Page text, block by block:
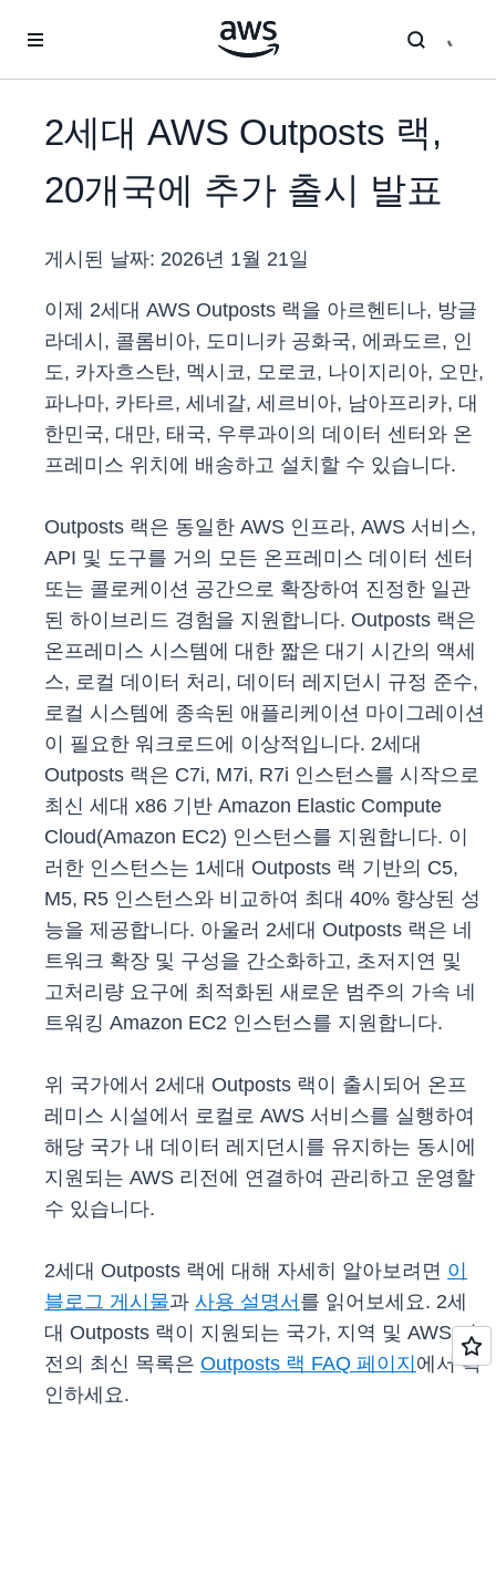
2세대 AWS Outposts 랙,
20개국에 추가 출시 발표
게시된 날짜: 2026년 1월 21일
이제 2세대 AWS Outposts 랙을 아르헨티나, 방글
라데시, 콜롬비아, 도미니카 공화국, 에콰도르, 인
도, 카자흐스탄, 멕시코, 모로코, 나이지리아, 오만,
파나마, 카타르, 세네갈, 세르비아, 남아프리카, 대
한민국, 대만, 태국, 우루과이의 데이터 센터와 온
프레미스 위치에 배송하고 설치할 수 있습니다.
Outposts 랙은 동일한 AWS 인프라, AWS 서비스,
API 및 도구를 거의 모든 온프레미스 데이터 센터
또는 콜로케이션 공간으로 확장하여 진정한 일관
된 하이브리드 경험을 지원합니다. Outposts 랙은
온프레미스 시스템에 대한 짧은 대기 시간의 액세
스, 로컬 데이터 처리, 데이터 레지던시 규정 준수,
로컬 시스템에 종속된 애플리케이션 마이그레이션
이 필요한 워크로드에 이상적입니다. 2세대
Outposts 랙은 C7i, M7i, R7i 인스턴스를 시작으로
최신 세대 x86 기반 Amazon Elastic Compute
Cloud(Amazon EC2) 인스턴스를 지원합니다. 이
러한 인스턴스는 1세대 Outposts 랙 기반의 C5,
M5, R5 인스턴스와 비교하여 최대 40% 향상된 성
능을 제공합니다. 아울러 2세대 Outposts 랙은 네
트워크 확장 및 구성을 간소화하고, 초저지연 및
고처리량 요구에 최적화된 새로운 범주의 가속 네
트워킹 Amazon EC2 인스턴스를 지원합니다.
위 국가에서 2세대 Outposts 랙이 출시되어 온프
레미스 시설에서 로컬로 AWS 서비스를 실행하여
해당 국가 내 데이터 레지던시를 유지하는 동시에
지원되는 AWS 리전에 연결하여 관리하고 운영할
수 있습니다.
2세대 Outposts 랙에 대해 자세히 알아보려면 이
블로그 게시물과 사용 설명서 를 읽어보세요. 2세
대 Outposts 랙이 지원되는 국가, 지역 및 AWS 리
전의 최신 목록은 Outposts 랙 FAQ 페이지 에서 확
인하세요.